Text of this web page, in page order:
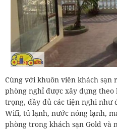
Cùng với khuôn viên khách sạn
phòng nghỉ được xây dựng
trọng, đầy đủ các tiện nghi như
Wifi, tủ lạnh, nước nóng lạnh,
phòng trong khách sạn Gold và